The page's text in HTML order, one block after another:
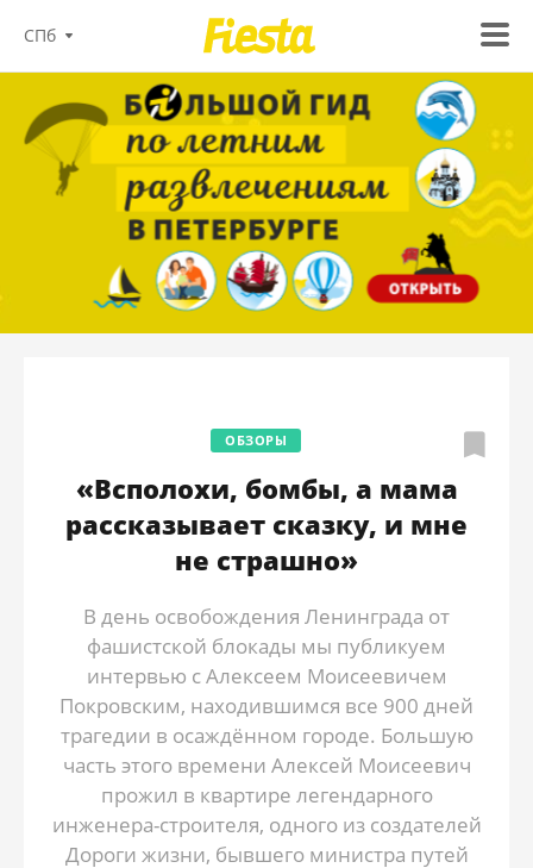
СПб
ОБЗОРЫ
«Всполохи, бомбы, а мама
рассказывает сказку, и мне
не страшно»
В день освобождения Ленинграда от
фашистской блокады мы публикуем
интервью с Алексеем Моисеевичем
Покровским, находившимся все 900 дней
трагедии в осаждённом городе. Большую
часть этого времени Алексей Моисеевич
прожил в квартире легендарного
инженера-строителя, одного из создателей
Дороги жизни, бывшего министра путей